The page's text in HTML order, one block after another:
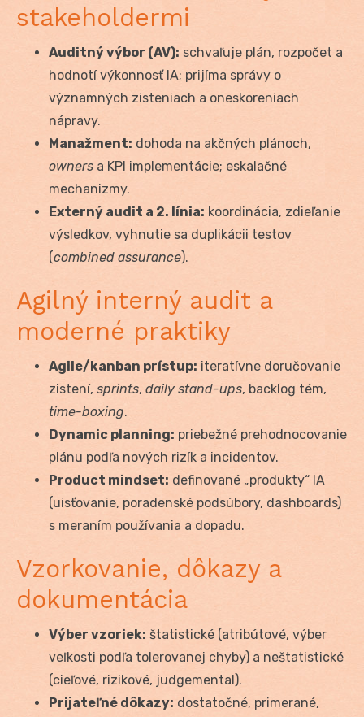
stakeholdermi
Auditný výbor (AV): schvaľuje plán, rozpočet a
hodnotí výkonnosť IA; prijíma správy o
významných zisteniach a oneskoreniach
nápravy.
Manažment: dohoda na akčných plánoch,
owners a KPI implementácie; eskalačné
mechanizmy.
Externý audit a 2. línia: koordinácia, zdieľanie
výsledkov, vyhnutie sa duplikácii testov
(combined assurance).
Agilný interný audit a
moderné praktiky
Agile/kanban prístup: iteratívne doručovanie
zistení, sprints, daily stand-ups, backlog tém,
time-boxing.
Dynamic planning: priebežné prehodnocovanie
plánu podľa nových rizík a incidentov.
Product mindset: definované „produkty“ IA
(uisťovanie, poradenské podsúbory, dashboards)
s meraním používania a dopadu.
Vzorkovanie, dôkazy a
dokumentácia
Výber vzoriek: štatistické (atribútové, výber
veľkosti podľa tolerovanej chyby) a neštatistické
(cieľové, rizikové, judgemental).
Prijateľné dôkazy: dostatočné, primerané,